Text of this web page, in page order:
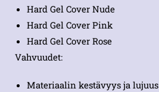
Hard Gel Cover Nude
Hard Gel Cover Pink
Hard Gel Cover Rose
Vahvuudet:
Materiaalin kestävyys ja lujuus